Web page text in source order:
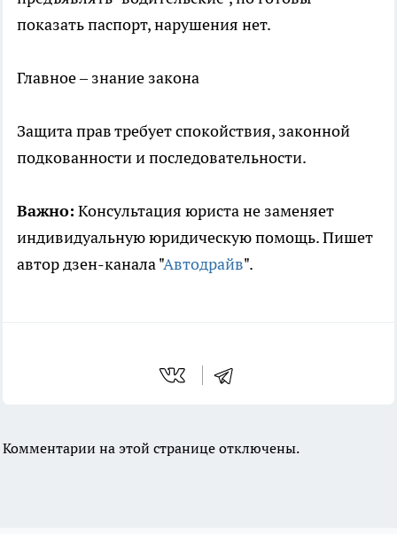
показать паспорт, нарушения нет.
Главное – знание закона
Защита прав требует спокойствия, законной
подкованности и последовательности.
Важно: Консультация юриста не заменяет
индивидуальную юридическую помощь. Пишет
автор дзен-канала "Автодрайв".
Комментарии на этой странице отключены.